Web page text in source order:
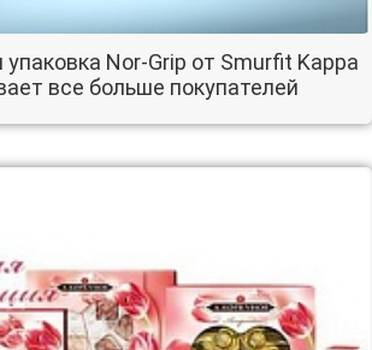
Nor-Grip от Smurfit Kappa
все больше покупателей